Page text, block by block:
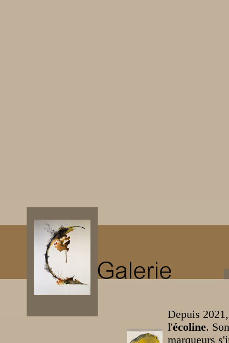
Depuis
l'écoline.
marqueurs